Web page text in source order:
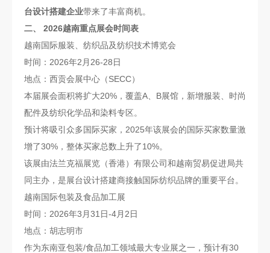
台设计搭建企业带来了丰富商机。
二、 2026越南重点展会时间表
越南国际服装、纺织品及纺织技术博览会
时间：2026年2月26-28日
地点：西贡会展中心（SECC）
本届展会面积将扩大20%，覆盖A、B展馆，新增服装、时尚
配件及纺织化学品和染料专区。
预计将吸引众多国际买家，2025年该展会的国际买家数量激
增了30%，整体买家总数上升了10%。
该展由法兰克福展览（香港）有限公司和越南贸易促进局共
同主办，是展台设计搭建商接触国际纺织品牌的重要平台。
越南国际包装及食品加工展
时间：2026年3月31日-4月2日
地点：胡志明市
作为东南亚包装/食品加工领域最大专业展之一，预计有30